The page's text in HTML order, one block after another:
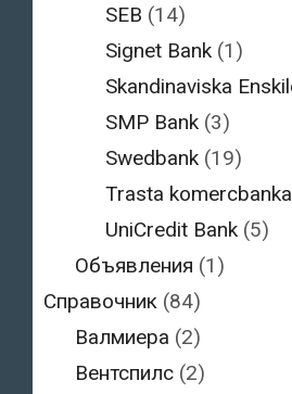
SEB (14)
Signet Bank (1)
Skandinaviska
SMP Bank (3)
Swedbank (19)
Trasta komercbanka
UniCredit Bank (5)
Объявления (1)
Справочник (84)
Валмиера (2)
Вентспилс(2)